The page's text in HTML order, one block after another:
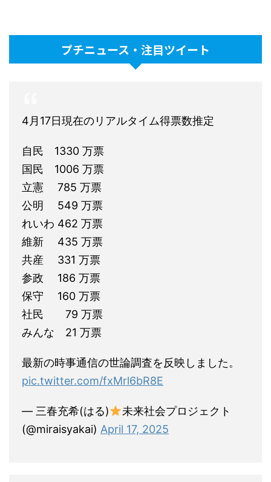
プチニュース・注目ツイート
4月17日現在のリアルタイム得票数推定
自民 1330 万票
国民 1006 万票
立憲 785 万票
公明 549 万票
れいわ 462 万票
維新 435 万票
共産 331 万票
参政 186 万票
保守 160 万票
社民 79 万票
みんな 21 万票
最新の時事通信の世論調査を反映しました。
pic.twitter.com/fxMrl6bR8E
— 三春充希(はる)
未来社会プロジェクト
(@miraisyakai) April 17, 2025